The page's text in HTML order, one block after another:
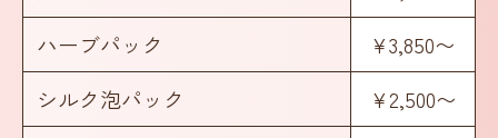
ハーブパック
¥3,850〜
シルク泡パック
¥2,500〜